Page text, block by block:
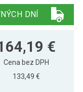
DNÍ
€
Cena bez DPH
133,49 €